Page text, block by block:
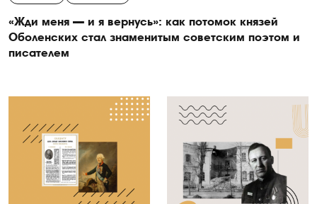
«Жди меня — и я вернусь»: как потомок князей
Оболенских стал знаменитым советским поэтом и
писателем